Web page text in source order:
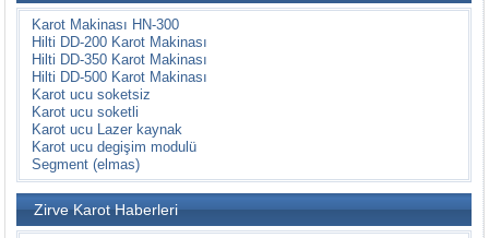
Karot Makinası HN-300
Hilti DD-200 Karot Makinası
Hilti DD-350 Karot Makinası
Hilti DD-500 Karot Makinası
Karot ucu soketsiz
Karot ucu soketli
Karot ucu Lazer kaynak
Karot ucu degişim modulü
Segment (elmas)
Zirve Karot Haberleri